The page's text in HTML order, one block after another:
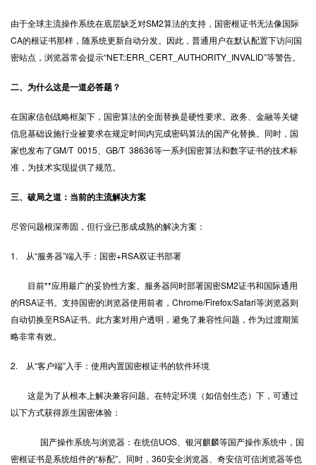
由于全球主流操作系统在底层缺乏对SM2算法的支持，国密根证书无法像国际
CA的根证书那样，随系统更新自动分发。因此，普通用户在默认配置下访问国
密站点，浏览器常会提示“NET::ERR_CERT_AUTHORITY_INVALID”等警告。
二、为什么这是一道必答题？
在国家信创战略框架下，国密算法的全面替换是硬性要求。政务、金融等关键
信息基础设施行业被要求在规定时间内完成密码算法的国产化替换。同时，国
家也发布了GM/T 0015、GB/T 38636等一系列国密算法和数字证书的技术标
准，为技术实现提供了规范。
三、破局之道：当前的主流解决方案
尽管问题根深蒂固，但行业已形成成熟的解决方案：
1. 从“服务器”端入手：国密+RSA双证书部署
目前**应用最广的妥协性方案。服务器同时部署国密SM2证书和国际通用
的RSA证书。支持国密的浏览器使用前者，Chrome/Firefox/Safari等浏览器则
自动切换至RSA证书。此方案对用户透明，避免了兼容性问题，作为过渡期策
略非常有效。
2. 从“客户端”入手：使用内置国密根证书的软件环境
这是为了从根本上解决兼容问题。在特定环境（如信创生态）下，可通过
以下方式获得原生国密体验：
国产操作系统与浏览器：在统信UOS、银河麒麟等国产操作系统中，国
密根证书是系统组件的“标配”。同时，360安全浏览器、奇安信可信浏览器等也